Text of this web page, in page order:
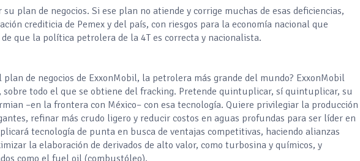
su plan de negocios. Si ese plan no atiende y corrige muchas de esas deficiencias,
crediticia de Pemex y del país, con riesgos para la economía nacional que
que la política petrolera de la 4T es correcta y nacionalista.
plan de negocios de ExxonMobil, la petrolera más grande del mundo? ExxonMobil
todo el que se obtiene del fracking. Pretende quintuplicar, sí quintuplicar, su
–en la frontera con México– con esa tecnología. Quiere privilegiar la producción
refinar más crudo ligero y reducir costos en aguas profundas para ser líder en
tecnología de punta en busca de ventajas competitivas, haciendo alianzas
la elaboración de derivados de alto valor, como turbosina y químicos, y
como el fuel oil (combustóleo).